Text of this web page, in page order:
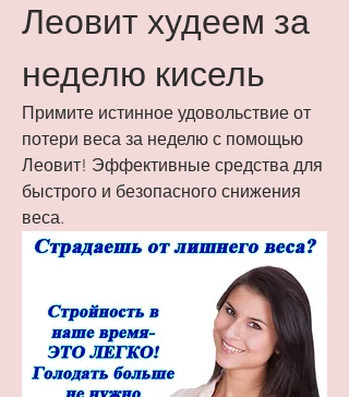
Леовит худеем за
неделю кисель
Примите истинное удовольствие от
потери веса за неделю с помощью
Леовит! Эффективные средства для
быстрого и безопасного снижения
веса.